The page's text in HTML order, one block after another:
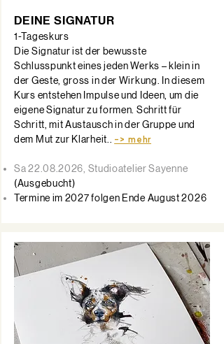
DEINE SIGNATUR
1-Tageskurs
Die Signatur ist der bewusste
Schlusspunkt eines jeden Werks – klein in
der Geste, gross in der Wirkung. In diesem
Kurs entstehen Impulse und Ideen, um die
eigene Signatur zu formen. Schritt für
Schritt, mit Austausch in der Gruppe und
dem Mut zur Klarheit.. -> mehr
Sa22.08.2026 , Studioatelier Sayenne​
(Ausgebucht)
Termine im 2027 folgen Ende August 2026